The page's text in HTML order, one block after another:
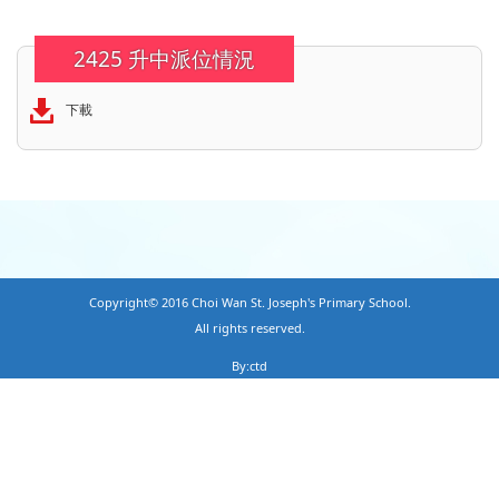
2425 升中派位情況
下載
Copyright© 2016 Choi Wan St. Joseph's Primary School.
All rights reserved.
By:ctd